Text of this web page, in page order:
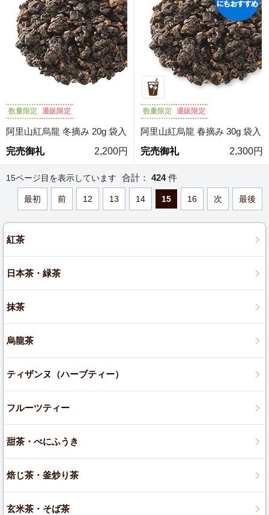
数量限定 通販限定
阿里山紅烏龍 冬摘み 20g 袋入
完売御礼
2,200円
数量限定 通販限定
阿里山紅烏龍 春摘み 30g 袋入
完売御礼
2,300円
15ページ目を表示しています 合計： 424件
最初 前 12 13 14 15 16 次 最後
紅茶
日本茶・緑茶
抹茶
烏龍茶
ティザンヌ（ハーブティー）
フルーツティー
甜茶・べにふうき
焙じ茶・釜炒り茶
玄米茶・そば茶